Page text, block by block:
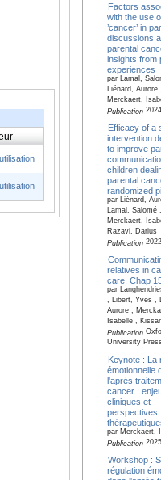
Factors
with the use
’cancer’ in
discussions
parental
insights from
experiences
par Lamal,
Liénard, Aurore ,
Merckaert,
Publication
Efficacy of a
intervention
to improve
children
parental
randomized
par Liénard,
Lamal, Salomé ,
Merckaert,
Razavi, Darius
Publication
relatives in
care, Chap
par
, Libert, Yves ,
Aurore ,
Isabelle ,
Publication
University
Keynote : La
émotionnelle
l'après
cancer :
cliniques et
perspectives
par Merckaert,
Publication
Workshop :
régulation